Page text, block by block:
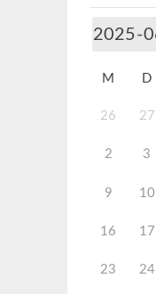
M D
26 27
2 3
9 10
16 17
23 24